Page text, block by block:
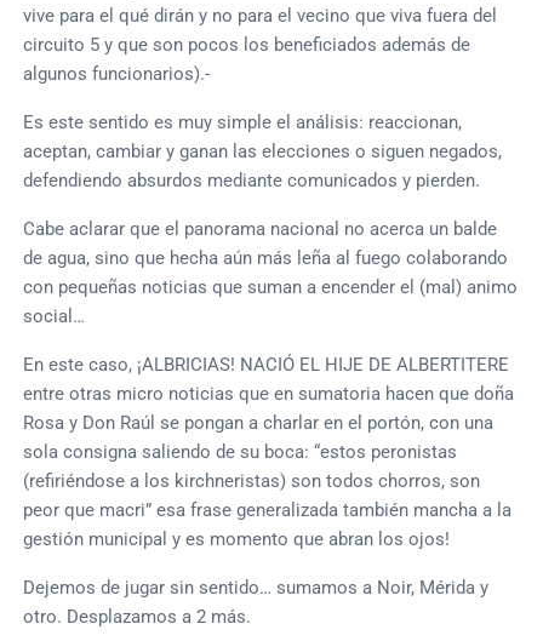
vive para el qué dirán y no para el vecino que viva fuera del
circuito 5 y que son pocos los beneficiados además de
algunos funcionarios).-
Es este sentido es muy simple el análisis: reaccionan,
aceptan, cambiar y ganan las elecciones o siguen negados,
defendiendo absurdos mediante comunicados y pierden.
Cabe aclarar que el panorama nacional no acerca un balde
de agua, sino que hecha aún más leña al fuego colaborando
con pequeñas noticias que suman a encender el (mal) animo
social…
En este caso, ¡ALBRICIAS! NACIÓ EL HIJE DE ALBERTITERE
entre otras micro noticias que en sumatoria hacen que doña
Rosa y Don Raúl se pongan a charlar en el portón, con una
sola consigna saliendo de su boca: “estos peronistas
(refiriéndose a los kirchneristas) son todos chorros, son
peor que macri” esa frase generalizada también mancha a la
gestión municipal y es momento que abran los ojos!
Dejemos de jugar sin sentido… sumamos a Noir, Mérida y
otro. Desplazamos a 2 más.